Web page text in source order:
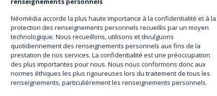
Néomédia accorde la plus haute importance à la confidentialité et à la
protection des renseignements personnels recueillis par un moyen
technologique. Nous recueillons, utilisons et divulguons
quotidiennement des renseignements personnels aux fins de la
prestation de nos services. La confidentialité est une préoccupation
des plus importantes pour nous. Nous nous conformons donc aux
normes éthiques les plus rigoureuses lors du traitement de tous les
renseignements, particulièrement les renseignements personnels.